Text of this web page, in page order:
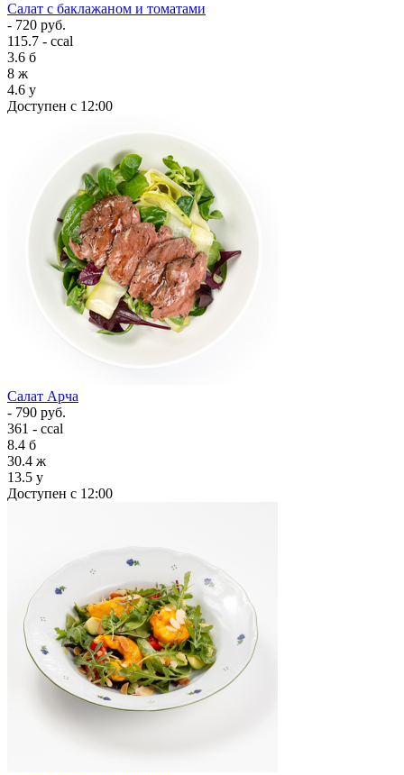
Салат с баклажаном и томатами
- 720 руб.
115.7 - ccal
3.6 б
8 ж
4.6 у
Доступен с 12:00
Салат Арча
- 790 руб.
361 - ccal
8.4 б
30.4 ж
13.5 у
Доступен с 12:00